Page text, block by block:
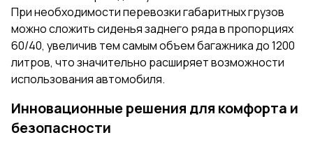
При необходимости перевозки габаритных грузов
можно сложить сиденья заднего ряда в пропорциях
60/40, увеличив тем самым объем багажника до 1200
литров, что значительно расширяет возможности
использования автомобиля.
Инновационные решения для комфорта и
безопасности